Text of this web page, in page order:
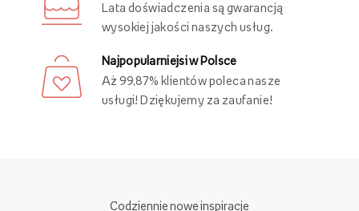
Lata doświadczenia są gwarancją
wysokiej jakości naszych usług.
Najpopularniejsi w Polsce
Aż 99,87% klientów poleca nasze
usługi! Dziękujemy za zaufanie!
Codziennie nowe inspiracje